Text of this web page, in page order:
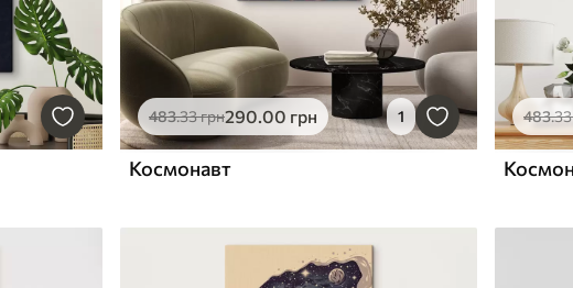
483.33грн290.00 грн 1
Космонавт
483.33